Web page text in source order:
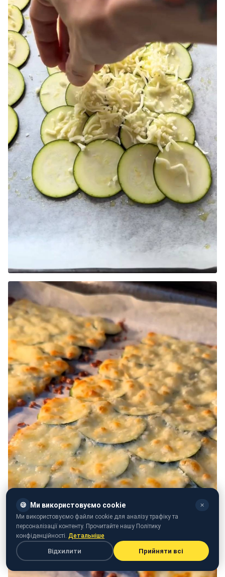
🍪 Ми використовуємо cookie ✕
Ми використовуємо файли cookie для аналізу трафіку та
персоналізації контенту. Прочитайте нашу Політику
конфіденційності. Детальніше
Відхилити Прийняти всі